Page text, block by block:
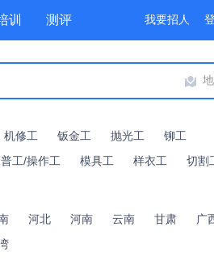
训 测评 我要招人
机修工 钣金工 抛光工
铆工
普工/操作工 模具工 样衣工
切割
河北 河南 云南 甘肃 广